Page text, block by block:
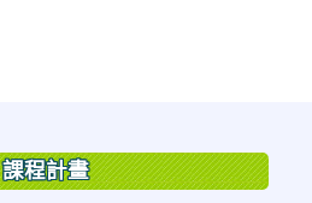
課程計畫